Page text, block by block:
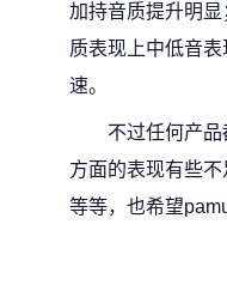
加持音质提升明
质表现上中低音
速。
不过任何产
方面的表现有些
等等，也希望